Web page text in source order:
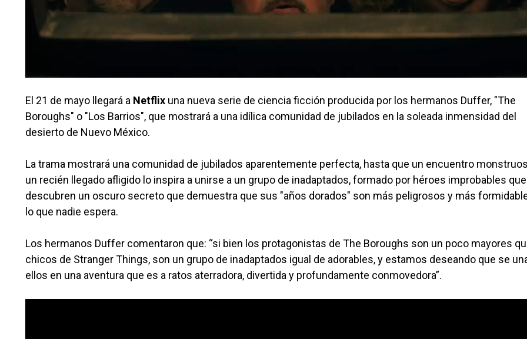
El 21 de mayo llegará a Netflix una nueva serie de ciencia ficción producida por los hermanos Duffer, "The
Boroughs" o "Los Barrios", que mostrará a una idílica comunidad de jubilados en la soleada inmensidad del
desierto de Nuevo México.
La trama mostrará una comunidad de jubilados aparentemente perfecta, hasta que un encuentro
un recién llegado afligido lo inspira a unirse a un grupo de inadaptados, formado por héroes improbables que
descubren un oscuro secreto que demuestra que sus "años dorados" son más peligrosos y más
lo que nadie espera.
Los hermanos Duffer comentaron que: “si bien los protagonistas de The Boroughs son un poco mayores
chicos de Stranger Things, son un grupo de inadaptados igual de adorables, y estamos deseando que se
ellos en una aventura que es a ratos aterradora, divertida y profundamente conmovedora”.